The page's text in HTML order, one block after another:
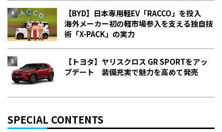
【BYD】日本専用軽EV「RACCO」を投入
海外メーカー初の軽市場参入を支える独自技
術「X-PACK」の実力
【トヨタ】ヤリスクロス GR SPORTをアッ
プデート 装備充実で魅力を高めて発売
SPECIAL CONTENTS